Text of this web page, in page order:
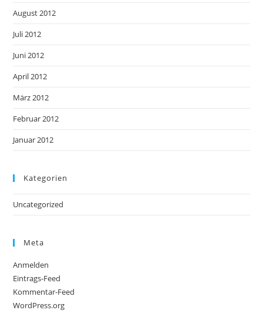
August 2012
Juli 2012
Juni 2012
April 2012
März 2012
Februar 2012
Januar 2012
Kategorien
Uncategorized
Meta
Anmelden
Eintrags-Feed
Kommentar-Feed
WordPress.org